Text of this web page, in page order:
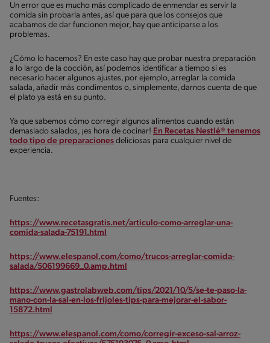
Un error que es mucho más complicado de enmendar es servir la
comida sin probarla antes, así que para que los consejos que
acabamos de dar funcionen mejor, hay que anticiparse a los
problemas.
¿Cómo lo hacemos? En este caso hay que probar nuestra preparación
a lo largo de la cocción, así podemos identificar a tiempo si es
necesario hacer algunos ajustes, por ejemplo, arreglar la comida
salada, añadir más condimentos o, simplemente, darnos cuenta de que
el plato ya está en su punto.
Ya que sabemos cómo corregir algunos alimentos cuando están
demasiado salados, ¡es hora de cocinar! En Recetas Nestlé® tenemos
todo tipo de preparaciones deliciosas para cualquier nivel de
experiencia.
Fuentes:
https://www.recetasgratis.net/articulo-como-arreglar-una-
comida-salada-75191.html
https://www.elespanol.com/como/trucos-arreglar-comida-
salada/506199669_0.amp.html
https://www.gastrolabweb.com/tips/2021/10/5/se-te-paso-la-
mano-con-la-sal-en-los-frijoles-tips-para-mejorar-el-sabor-
15872.html
https://www.elespanol.com/como/corregir-exceso-sal-arroz-